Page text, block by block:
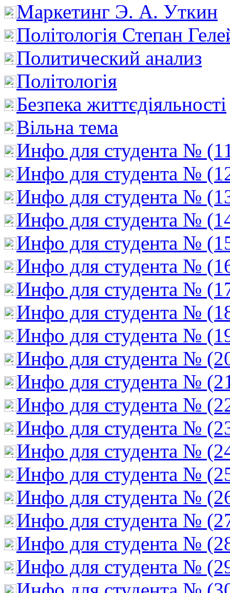
Маркетинг Э. А. Уткин
Політологія Степан
Политический анализ
Політологія
Безпека життєдіяльності
Вільна тема
Инфо для студента №
Инфо для студента №
Инфо для студента №
Инфо для студента №
Инфо для студента №
Инфо для студента №
Инфо для студента №
Инфо для студента №
Инфо для студента №
Инфо для студента №
Инфо для студента №
Инфо для студента №
Инфо для студента №
Инфо для студента №
Инфо для студента №
Инфо для студента №
Инфо для студента №
Инфо для студента №
Инфо для студента №